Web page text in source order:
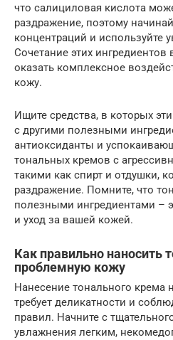
что салициловая кислота
раздражение, поэтому
концентраций и используйте
Сочетание этих
оказать комплексное
кожу.
Ищите средства, в которых
с другими полезными
антиоксиданты и
тональных кремов с
такими как спирт и отдушки,
раздражение. Помните, что
полезными ингредиентами –
и уход за вашей кожей.
Как правильно наносить
проблемную кожу
Нанесение тонального крема
требует деликатности и
правил. Начните с
увлажнения легким,